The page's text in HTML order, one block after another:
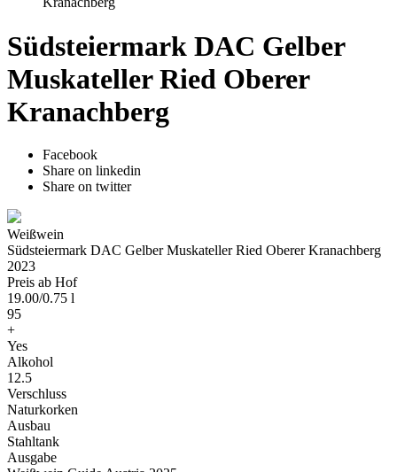
Südsteiermark DAC Gelber
Muskateller Ried Oberer
Kranachberg
Facebook
Share on linkedin
Share on twitter
Weißwein
Südsteiermark DAC Gelber Muskateller Ried Oberer Kranachberg
2023
Preis ab Hof
19.00/0.75 l
95
+
Yes
Alkohol
12.5
Verschluss
Naturkorken
Ausbau
Stahltank
Ausgabe